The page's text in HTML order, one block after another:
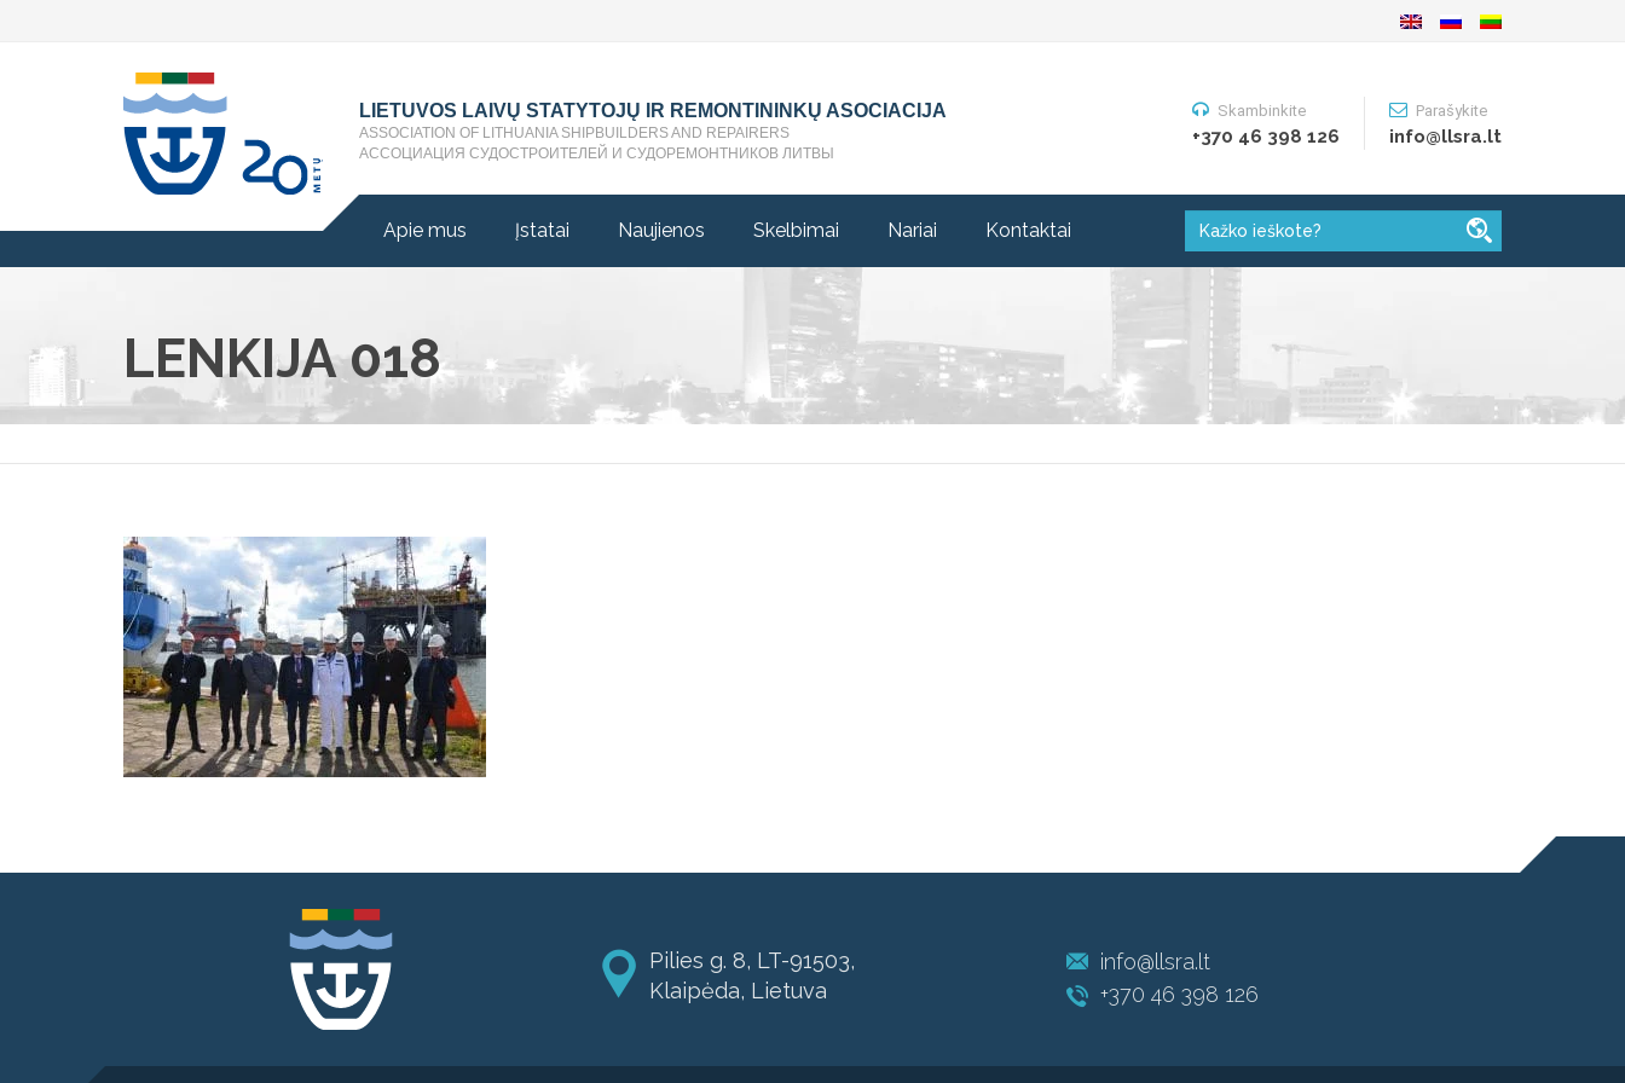
LIETUVOS LAIVŲ STATYTOJŲ IR REMONTININKŲ ASOCIACIJA
ASSOCIATION OF LITHUANIA SHIPBUILDERS AND REPAIRERS
АССОЦИАЦИЯ СУДОСТРОИТЕЛЕЙ И СУДОРЕМОНТНИКОВ ЛИТВЫ
Skambinkite
+370 46 398 126
Parašykite
info@llsra.lt
Apie mus Įstatai Naujienos Skelbimai Nariai Kontaktai
LENKIJA 018
Pilies g. 8, LT-91503,
Klaipėda, Lietuva
info@llsra.lt
+370 46 398 126